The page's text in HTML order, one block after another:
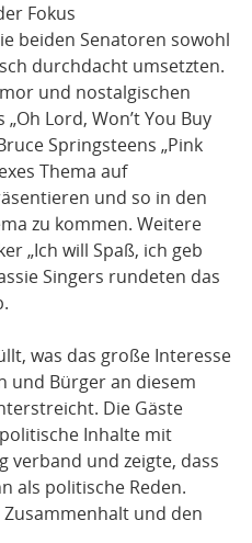
Fokus
beiden Senatoren sowohl
durchdacht umsetzten.
und nostalgischen
Lord, Won’t You Buy
Springsteens „Pink
Thema auf
und so in den
zu kommen. Weitere
„Ich will Spaß, ich geb
Singers rundeten das
was das große Interesse
und Bürger an diesem
Die Gäste
Inhalte mit
verband und zeigte, dass
als politische Reden.
und den